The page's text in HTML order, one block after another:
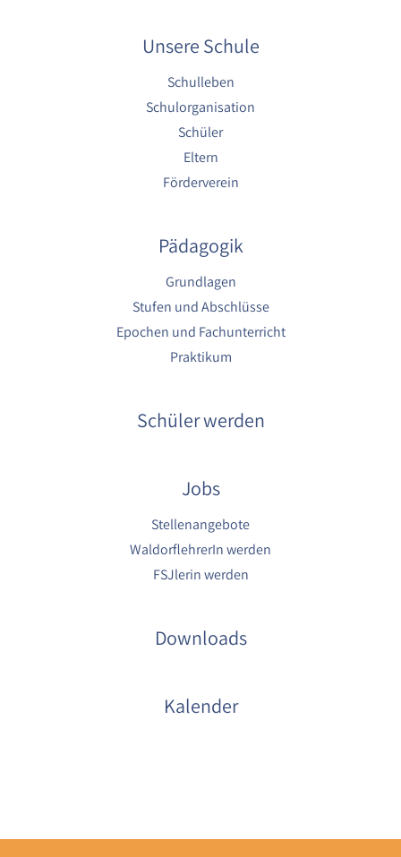
Unsere Schule
Schulleben
Schulorganisation
Schüler
Eltern
Förderverein
Pädagogik
Grundlagen
Stufen und Abschlüsse
Epochen und Fachunterricht
Praktikum
Schüler werden
Jobs
Stellenangebote
WaldorflehrerIn werden
FSJlerin werden
Downloads
Kalender
Cookie Laufzeit:
YouTube dienen der Erfassung von
Benutzerinteraktionen mit eingebetteten
Videos sowie der Bereitstellung von
Analysen zur Verbesserung der Videoqualität
und Benutzererfahrung.